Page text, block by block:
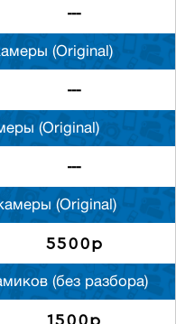
---
(Original)
---
(Original)
---
(Original)
5500р
(без разбора)
1500р